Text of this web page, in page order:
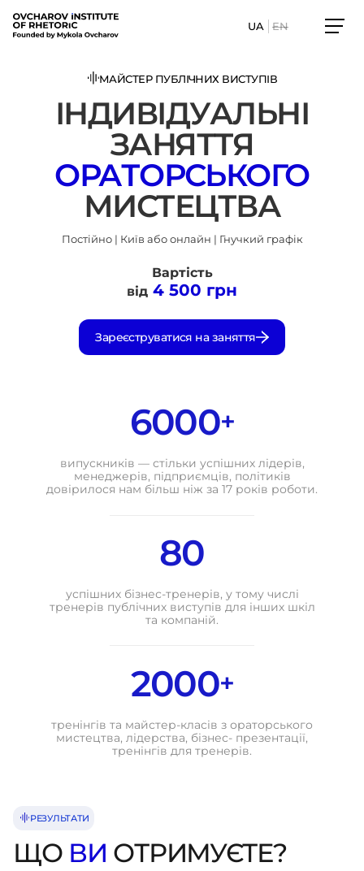
до
основного
UA EN
МАЙСТЕР ПУБЛІЧНИХ ВИСТУПІВ
ІНДИВІДУАЛЬНІ
ЗАНЯТТЯ
ОРАТОРСЬКОГО
МИСТЕЦТВА
Постійно | Київ або онлайн | Гнучкий графік
Вартість
від 4 500 грн
Зареєструватися на заняття
6000+
випускників — стільки успішних лідерів,
менеджерів, підприємців, політиків
довірилося нам більш ніж за 17 років роботи.
80
успішних бізнес-тренерів, у тому числі
тренерів публічних виступів для інших шкіл
та компаній.
2000+
тренінгів та майстер-класів з ораторського
мистецтва, лідерства, бізнес- презентації,
тренінгів для тренерів.
РЕЗУЛЬТАТИ
ЩО ВИ ОТРИМУЄТЕ?